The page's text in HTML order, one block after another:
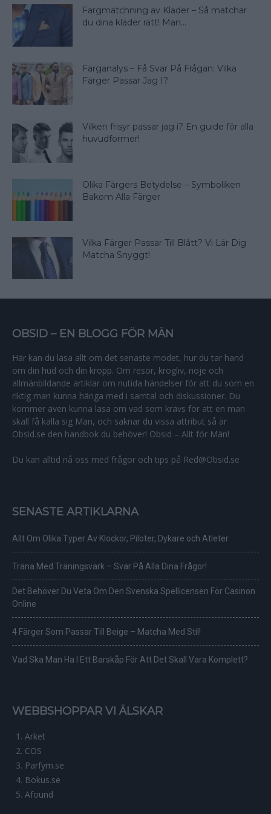
Färgmatchning av Kläder – Så matchar
du dina kläder rätt! Man...
Färganalys – Få Svar På Frågan: Vilka
Färger Passar Jag I?
Vilken frisyr passar jag i? En guide för alla
huvudformer!
Olika Färgers Betydelse – Symboliken
Bakom Alla Färger
Vilka Färger Passar Till Blått? Vi Lär Dig
Matcha Snyggt!
OBSID – EN BLOGG FÖR MÄN
Här kan du läsa allt om det senaste modet, hur du tar hand
om din hud och din kropp. Om resor, krogliv, nöje och
allmänbildande artiklar om nutida händelser för att du som en
riktig man kunna hänga med i samtal och diskussioner. Du
kommer även kunna läsa om vad som krävs för att en man
skall få kalla sig Man, och saknar du vissa attribut så är
Obsid.se den handbok du behöver! Obsid – Allt för Män!
Du kan alltid nå oss med frågor och tips på Red@Obsid.se
SENASTE ARTIKLARNA
Allt Om Olika Typer Av Klockor, Piloter, Dykare och Atleter
Träna Med Träningsvärk – Svar På Alla Dina Frågor!
Det Behöver Du Veta Om Den Svenska Spellicensen För Casinon
Online
4 Färger Som Passar Till Beige – Matcha Med Stil!
Vad Ska Man Ha I Ett Barskåp För Att Det Skall Vara Komplett?
WEBBSHOPPAR VI ÄLSKAR
Arket
COS
Parfym.se
Bokus.se
Afound